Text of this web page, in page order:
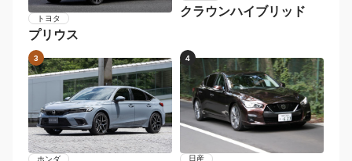
トヨタ
プリウス
クラウンハイブリッド
3
ホンダ
4
日産